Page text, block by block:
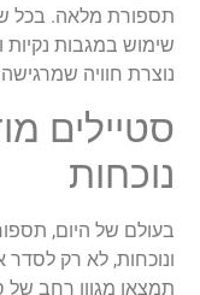
תספורת מלאה. בכל
שימוש במגבות נקיות
נוצרת חוויה
סטיילים
נוכחות
בעולם של היום,
ונוכחות, לא רק
תמצאו מגוון רחב של